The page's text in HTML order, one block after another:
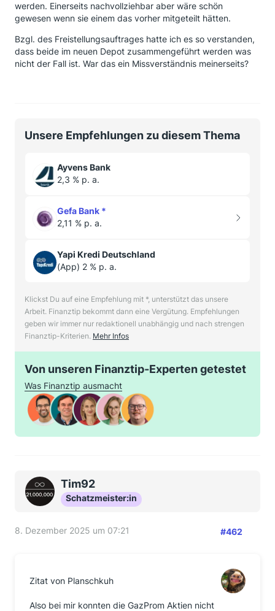
werden. Einerseits nachvollziehbar aber wäre schön
gewesen wenn sie einem das vorher mitgeteilt hätten.
Bzgl. des Freistellungsauftrages hatte ich es so verstanden,
dass beide im neuen Depot zusammengeführt werden was
nicht der Fall ist. War das ein Missverständnis meinerseits?
Unsere Empfehlungen zu diesem Thema
Ayvens Bank
2,3 % p. a.
Gefa Bank *
2,11 % p. a.
Yapi Kredi Deutschland
(App) 2 % p. a.
Klickst Du auf eine Empfehlung mit *, unterstützt das unsere
Arbeit. Finanztip bekommt dann eine Vergütung. Empfehlungen
geben wir immer nur redaktionell unabhängig und nach strengen
Finanztip-Kriterien. Mehr Infos
Von unseren Finanztip-Experten getestet
Was Finanztip ausmacht
Tim92
Schatzmeister:in
8. Dezember 2025 um 07:21 #462
Zitat von Planschkuh
Also bei mir konnten die GazProm Aktien nicht